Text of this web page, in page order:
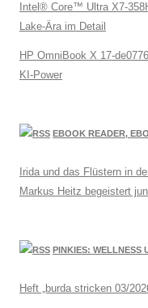
Intel® Core™ Ultra X7-
Lake-Ära im Detail
HP OmniBook X 17-
KI-Power
EBOOK READER,
Irida und das Flüstern in
Markus Heitz begeistert
PINKIES: WELLNESS
Heft „burda stricken 03/